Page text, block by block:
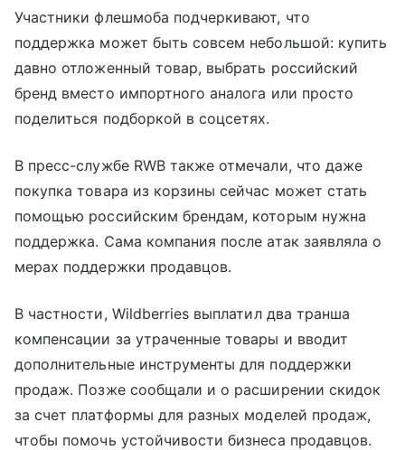
Участники флешмоба подчеркивают, что
поддержка может быть совсем небольшой: купить
давно отложенный товар, выбрать российский
бренд вместо импортного аналога или просто
поделиться подборкой в соцсетях.
В пресс-службе RWB также отмечали, что даже
покупка товара из корзины сейчас может стать
помощью российским брендам, которым нужна
поддержка. Сама компания после атак заявляла о
мерах поддержки продавцов.
В частности, Wildberries выплатил два транша
компенсации за утраченные товары и вводит
дополнительные инструменты для поддержки
продаж. Позже сообщали и о расширении скидок
за счет платформы для разных моделей продаж,
чтобы помочь устойчивости бизнеса продавцов.